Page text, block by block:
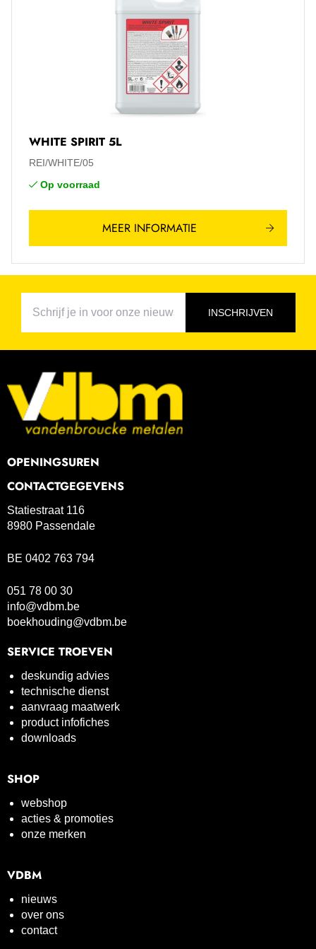
WHITE SPIRIT 5L
REI/WHITE/05
Op voorraad
MEER INFORMATIE
INSCHRIJVEN
OPENINGSUREN
CONTACTGEGEVENS
Statiestraat 116
8980 Passendale
BE 0402 763 794
051 78 00 30
info@vdbm.be
boekhouding@vdbm.be
SERVICE TROEVEN
deskundig advies
technische dienst
aanvraag maatwerk
product infofiches
downloads
SHOP
webshop
acties & promoties
onze merken
VDBM
nieuws
over ons
contact